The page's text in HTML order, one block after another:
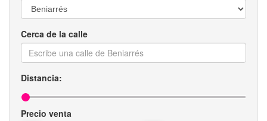
Cerca de la calle
Distancia:
Precio venta